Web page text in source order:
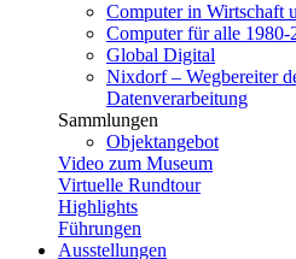
Computer in Wirtschaft
Computer für alle 1980-
Global Digital
Nixdorf – Wegbereiter
Datenverarbeitung
Sammlungen
Objektangebot
Video zum Museum
Virtuelle Rundtour
Highlights
Führungen
Ausstellungen